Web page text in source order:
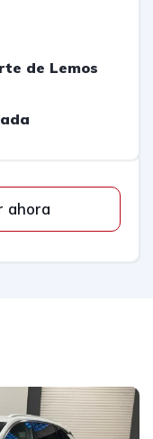
de Lemos
- ver ahora